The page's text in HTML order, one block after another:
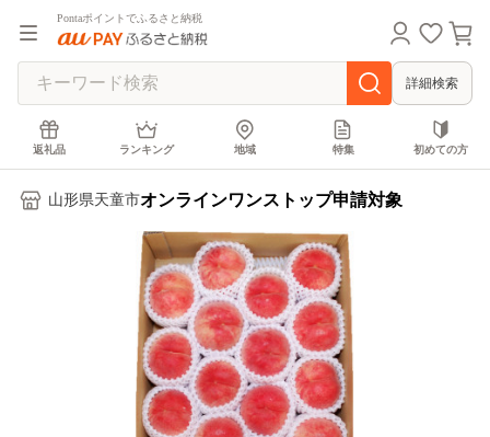
Pontaポイントでふるさと納税
詳細検索
返礼品 ランキング 地域 特集 初めての方
山形県天童市オンラインワンストップ申請対象